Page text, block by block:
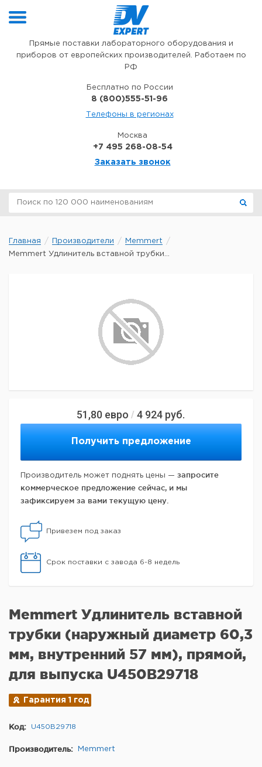
Прямые поставки лабораторного оборудования и
приборов от европейских производителей. Работаем по
РФ
Бесплатно по России
8 (800)555-51-96
Телефоны в регионах
Москва
+7 495 268-08-54
Заказать звонок
Главная Производители
Memmert
Memmert Удлинитель вставной трубки...
51,80 евро / 4 924 руб.
Получить предложение
Производитель может поднять цены — запросите
коммерческое предложение сейчас, и мы
зафиксируем за вами текущую цену.
Привезем под заказ
Срок поставки с завода 6-8 недель
Memmert Удлинитель вставной
трубки (наружный диаметр 60,3
мм, внутренний 57 мм), прямой,
для выпуска U450B29718
Гарантия 1 год
Код: U450B29718
Производитель: Memmert